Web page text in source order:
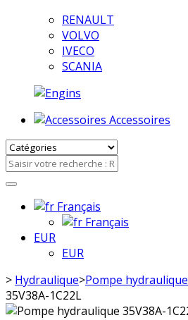
RENAULT
VOLVO
IVECO
SCANIA
Accessoires
Français
Français
EUR
EUR
> Hydraulique>Pompe hydraulique
35V38A-1C22L